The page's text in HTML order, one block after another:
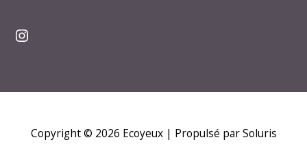
Instagram
Copyright © 2026 Ecoyeux| Propulsé par Soluris